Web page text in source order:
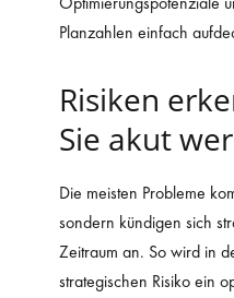
Planzahlen einfach
Risiken
Sie akut
Die meisten Probleme
sondern kündigen sich
Zeitraum an. So wird in
strategischen Risiko ein